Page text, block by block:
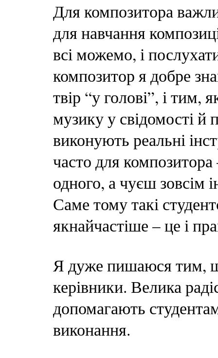
Для композитора
для навчання
всі можемо, і
композитор я добре
твір “у голові”, і
музику у свідомості й
виконують реальні
часто для
одного, а чуєш зовсім
Саме тому такі
якнайчастіше – це і
Я дуже пишаюся тим,
керівники. Велика
допомагають
виконання.